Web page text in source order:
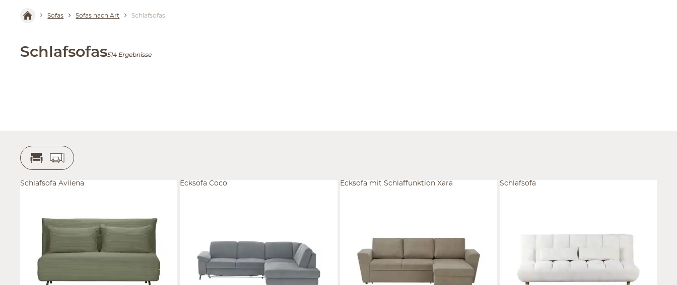
Sofas Sofas nach Art Schlafsofas
Schlafsofas514 Ergebnisse
Schlafsofa Avilena Ecksofa Coco Ecksofa mit Schlaffunktion Xara Schlafsofa